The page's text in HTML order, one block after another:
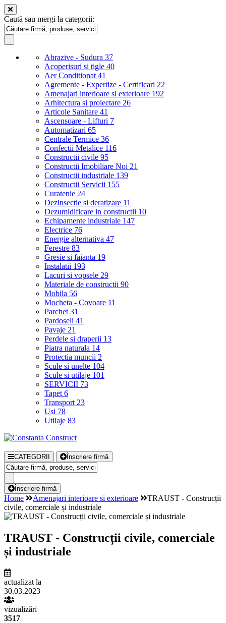
Caută sau mergi la categorii:
Abrazive - Sudura 37
Acoperisuri si tigle 40
Aer Conditionat 41
Agremente - Expertize - Certificari 22
Amenajari interioare si exterioare 192
Arhitectura si proiectare 26
Articole Sanitare 41
Ascensoare - Lifturi 7
Automatizari 65
Centrale Termice 36
Confectii Metalice 116
Constructii civile 95
Constructii Imobiliare Noi 21
Constructii industriale 139
Constructii Servicii 155
Curatenie 24
Dezinsectie si deratizare 11
Dezumidificare in constructii 10
Echipamente industriale 147
Electrice 76
Energie alternativa 47
Ferestre 83
Gresie si faianta 19
Instalatii 193
Lacuri si vopsele 29
Materiale de constructii 90
Mobila 56
Mocheta - Covoare 11
Parchet 31
Pardoseli 41
Pavaje 21
Perdele si draperii 13
Piatra naturala 14
Protectia muncii 2
Scule si unelte 104
Scule si utilaje 101
SERVICII 73
Tapet 6
Transport 23
Usi 78
Utilaje 83
CATEGORII Înscriere firmă
Înscriere firmă
Home Amenajari interioare si exterioare
TRAUST - Construcții
civile, comerciale și industriale
TRAUST - Construcții civile, comerciale
și industriale
actualizat la
30.03.2023
vizualizări
3517